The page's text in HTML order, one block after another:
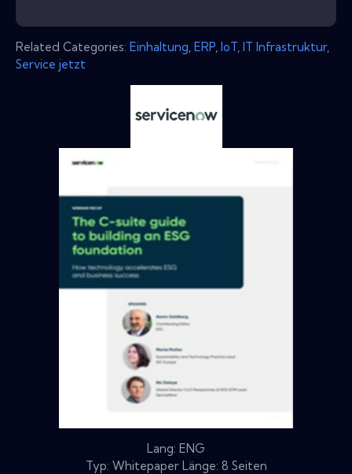
Related Categories: Einhaltung ERP IoT IT Infrastruktur,
Service jetzt
Lang: ENG
Typ: Whitepaper Länge: 8 Seiten